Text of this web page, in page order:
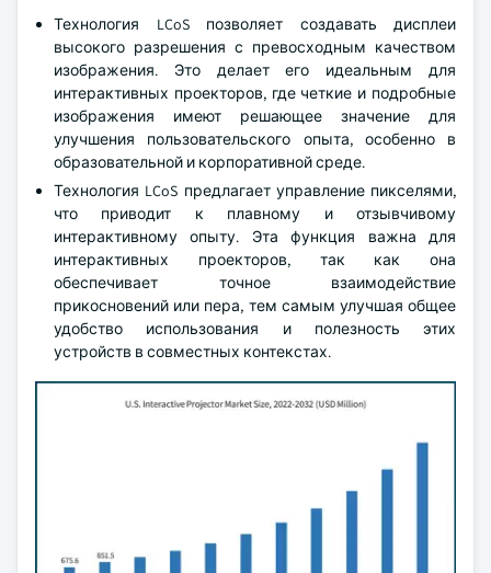
Технология LCoS позволяет создавать дисплеи
высокого разрешения с превосходным качеством
изображения. Это делает его идеальным для
интерактивных проекторов, где четкие и подробные
изображения имеют решающее значение для
улучшения пользовательского опыта, особенно в
образовательной и корпоративной среде.
Технология LCoS предлагает управление пикселями,
что приводит к плавному и отзывчивому
интерактивному опыту. Эта функция важна для
интерактивных проекторов, так как она
обеспечивает точное взаимодействие
прикосновений или пера, тем самым улучшая общее
удобство использования и полезность этих
устройств в совместных контекстах.